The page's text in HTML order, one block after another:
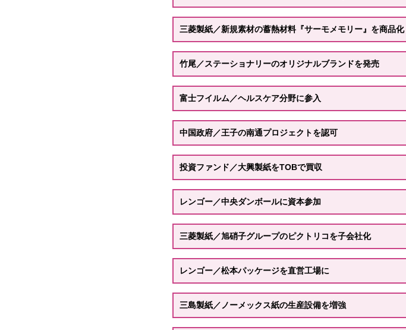
三菱製紙／新規素材の蓄熱材料『サーモメモリー』を商品化
竹尾／ステーショナリーのオリジナルブランドを発売
富士フイルム／ヘルスケア分野に参入
中国政府／王子の南通プロジェクトを認可
投資ファンド／大興製紙をTOBで買収
レンゴー／中央ダンボールに資本参加
三菱製紙／旭硝子グループのピクトリコを子会社化
レンゴー／松本パッケージを直営工場に
三島製紙／ノーメックス紙の生産設備を増強